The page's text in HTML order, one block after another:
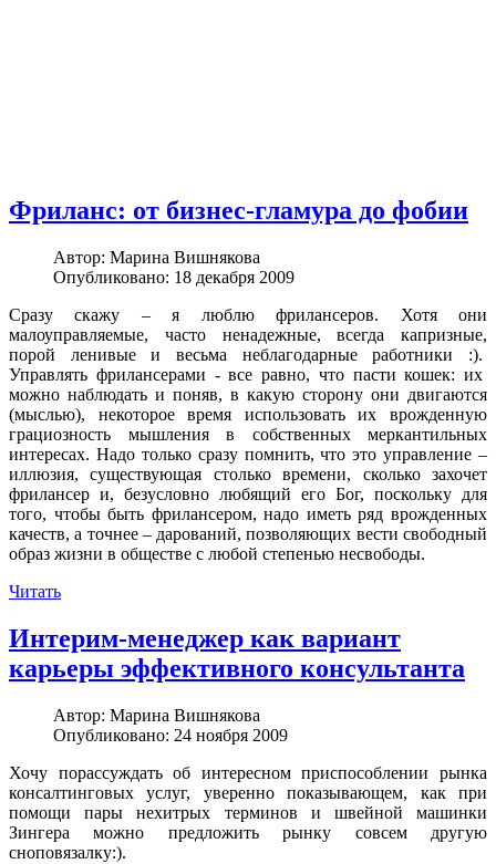
Фриланс: от бизнес-гламура до фобии
Автор: Марина Вишнякова
Опубликовано: 18 декабря 2009
Сразу скажу – я люблю фрилансеров. Хотя они
малоуправляемые, часто ненадежные, всегда капризные,
порой ленивые и весьма неблагодарные работники :).
Управлять фрилансерами - все равно, что пасти кошек: их
можно наблюдать и поняв, в какую сторону они двигаются
(мыслью), некоторое время использовать их врожденную
грациозность мышления в собственных меркантильных
интересах. Надо только сразу помнить, что это управление –
иллюзия, существующая столько времени, сколько захочет
фрилансер и, безусловно любящий его Бог, поскольку для
того, чтобы быть фрилансером, надо иметь ряд врожденных
качеств, а точнее – дарований, позволяющих вести свободный
образ жизни в обществе с любой степенью несвободы.
Читать
Интерим-менеджер как вариант
карьеры эффективного консультанта
Автор: Марина Вишнякова
Опубликовано: 24 ноября 2009
Хочу порассуждать об интересном приспособлении рынка
консалтинговых услуг, уверенно показывающем, как при
помощи пары нехитрых терминов и швейной машинки
Зингера можно предложить рынку совсем другую
сноповязалку:).